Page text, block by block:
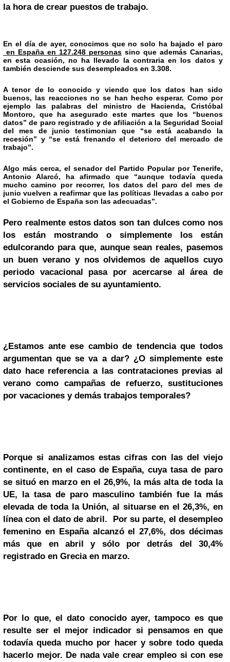
la hora de crear puestos de trabajo.
En el día de ayer, conocimos que no solo ha bajado el paro
en España en 127.248 personas sino que además Canarias,
en esta ocasión, no ha llevado la contraria en los datos y
también desciende sus desempleados en 3.308.
A tenor de lo conocido y viendo que los datos han sido
buenos, las reacciones no se han hecho esperar. Como por
ejemplo las palabras del ministro de Hacienda, Cristóbal
Montoro, que ha asegurado este martes que los “buenos
datos” de paro registrado y de afiliación a la Seguridad Social
del mes de junio testimonian que “se está acabando la
recesión” y “se está frenando el deterioro del mercado de
trabajo”.
Algo más cerca, el senador del Partido Popular por Tenerife,
Antonio Alarcó, ha afirmado que “aunque todavía queda
mucho camino por recorrer, los datos del paro del mes de
junio vuelven a reafirmar que las políticas llevadas a cabo por
el Gobierno de España son las adecuadas”.
Pero realmente estos datos son tan dulces como nos
los están mostrando o simplemente los están
edulcorando para que, aunque sean reales, pasemos
un buen verano y nos olvidemos de aquellos cuyo
periodo vacacional pasa por acercarse al área de
servicios sociales de su ayuntamiento.
¿Estamos ante ese cambio de tendencia que todos
argumentan que se va a dar? ¿O simplemente este
dato hace referencia a las contrataciones previas al
verano como campañas de refuerzo, sustituciones
por vacaciones y demás trabajos temporales?
Porque si analizamos estas cifras con las del viejo
continente, en el caso de España, cuya tasa de paro
se situó en marzo en el 26,9%, la más alta de toda la
UE, la tasa de paro masculino también fue la más
elevada de toda la Unión, al situarse en el 26,3%, en
línea con el dato de abril. Por su parte, el desempleo
femenino en España alcanzó el 27,6%, dos décimas
más que en abril y sólo por detrás del 30,4%
registrado en Grecia en marzo.
Por lo que, el dato conocido ayer, tampoco es que
resulte ser el mejor indicador si pensamos en que
todavía queda mucho por hacer y sobre todo queda
hacerlo mejor. De nada vale crear empleo si con ese